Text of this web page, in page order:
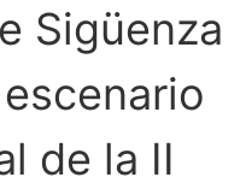
Sigüenza
de la II